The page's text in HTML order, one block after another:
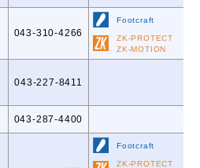
043-310-4266
Footcraft
ZK-PROTECT
ZK-MOTION
043-227-8411
043-287-4400
Footcraft
ZK-PROTECT